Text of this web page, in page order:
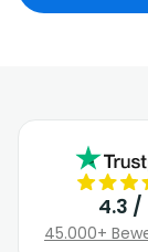
4.3 /
45.000+